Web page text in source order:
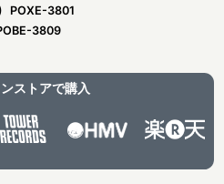
POXE-3801
3809
ストアで購入